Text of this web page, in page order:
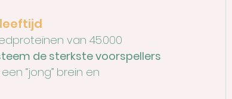
van 45.000
de sterkste voorspellers
“jong” brein en